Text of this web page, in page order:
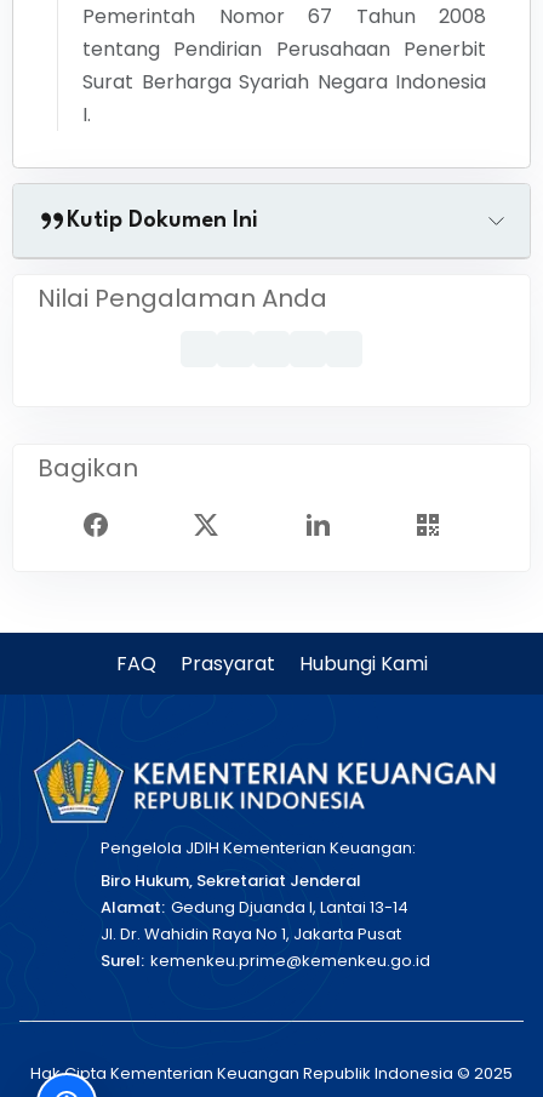
Pemerintah Nomor 67 Tahun 2008
tentang Pendirian Perusahaan Penerbit
Surat Berharga Syariah Negara Indonesia
I.
Kutip Dokumen Ini
Nilai Pengalaman Anda
Bagikan
FAQ Prasyarat Hubungi Kami
Pengelola JDIH Kementerian Keuangan:
Biro Hukum, Sekretariat Jenderal
Alamat: Gedung Djuanda I, Lantai 13-14
Jl. Dr. Wahidin Raya No 1, Jakarta Pusat
Surel: kemenkeu.prime@kemenkeu.go.id
Hak Cipta Kementerian Keuangan Republik Indonesia © 2025